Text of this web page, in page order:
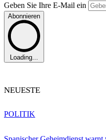
Geben Sie Ihre E-Mail ein
Abonnieren
Loading...
NEUESTE
POLITIK